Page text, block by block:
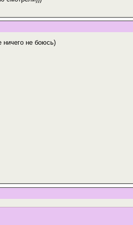
ничего не боюсь)